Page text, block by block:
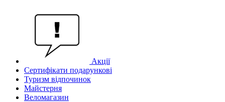
Акції
Сертифікати подарункові
Туризм відпочинок
Майстерня
Веломагазин